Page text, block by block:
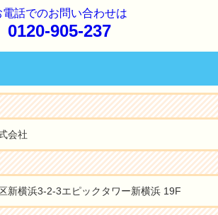
電話でのお問い合わせは
0120-905-237
会社
新横浜3-2-3エピックタワー新横浜 19F